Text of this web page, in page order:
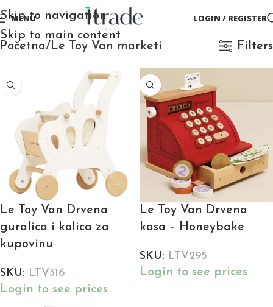
Skip to navigation
Skip to main content
MENU LOGIN / REGISTER
Početna Le Toy Van marketi Filters
Le Toy Van Drvena
guralica i kolica za
kupovinu
SKU: LTV316
Login to see prices
Le Toy Van Drvena
kasa – Honeybake
SKU: LTV295
Login to see prices